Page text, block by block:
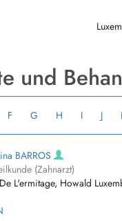
und
F G H I J
BARROS
(Zahnarzt)
L'ermitage, Howald